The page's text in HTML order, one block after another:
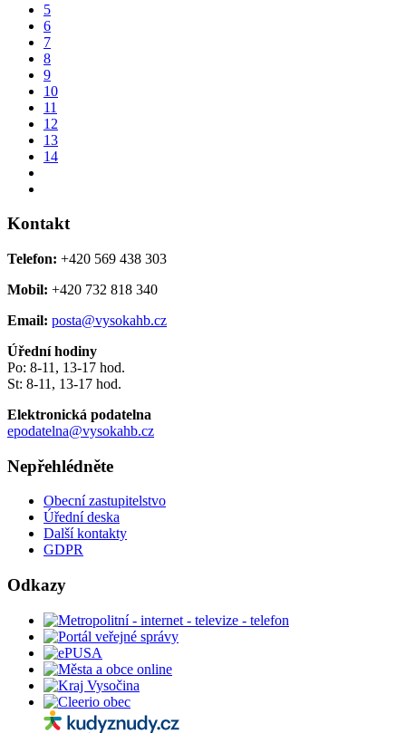
5
6
7
8
9
10
11
12
13
14
Kontakt
Telefon: +420 569 438 303
Mobil: +420 732 818 340
Email: posta@vysokahb.cz
Úřední hodiny
Po: 8-11, 13-17 hod.
St: 8-11, 13-17 hod.
Elektronická podatelna
epodatelna@vysokahb.cz
Nepřehlédněte
Obecní zastupitelstvo
Úřední deska
Další kontakty
GDPR
Odkazy